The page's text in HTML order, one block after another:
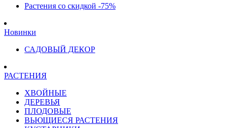
Растения со скидкой -75%
Новинки
САДОВЫЙ ДЕКОР
РАСТЕНИЯ
ХВОЙНЫЕ
ДЕРЕВЬЯ
ПЛОДОВЫЕ
ВЬЮЩИЕСЯ РАСТЕНИЯ